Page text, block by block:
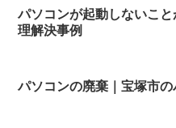
パソコンが起動しないこ
理解決事例
パソコンの廃棄｜宝塚市